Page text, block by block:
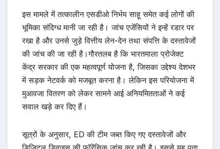
इस मामले में तत्कालीन एसडीओ निर्भय साहू समेत कई लोगों की
भूमिका संदिग्ध मानी जा रही है। जांच एजेंसियों ने इन्हें रडार पर
रखा है और उनसे जुड़े वित्तीय लेन-देन तथा संपत्ति के दस्तावेजों
की जांच की जा रही है।गौरतलब है कि भारतमाला प्रोजेक्ट
केंद्र सरकार की एक महत्वपूर्ण योजना है, जिसका उद्देश्य देशभर
में सड़क नेटवर्क को मजबूत करना है। लेकिन इस परियोजना में
मुआवजा वितरण को लेकर सामने आई अनियमितताओं ने कई
सवाल खड़े कर दिए हैं।
सूत्रों के अनुसार, ED की टीम जब्त किए गए दस्तावेजों और